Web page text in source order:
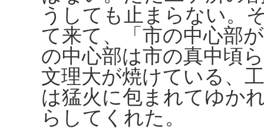
うしても止まらない。
て来て、「市の中心部
の中心部は市の真中頃
文理大が焼けている、
は猛火に包まれてゆか
らしてくれた。